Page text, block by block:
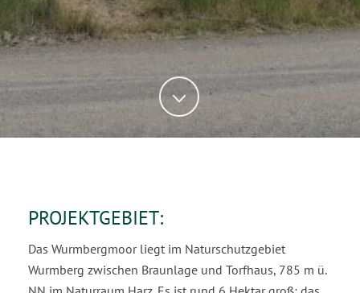
PROJEKTGEBIET:
Das Wurmbergmoor liegt im Naturschutzgebiet
Wurmberg zwischen Braunlage und Torfhaus, 785 m ü.